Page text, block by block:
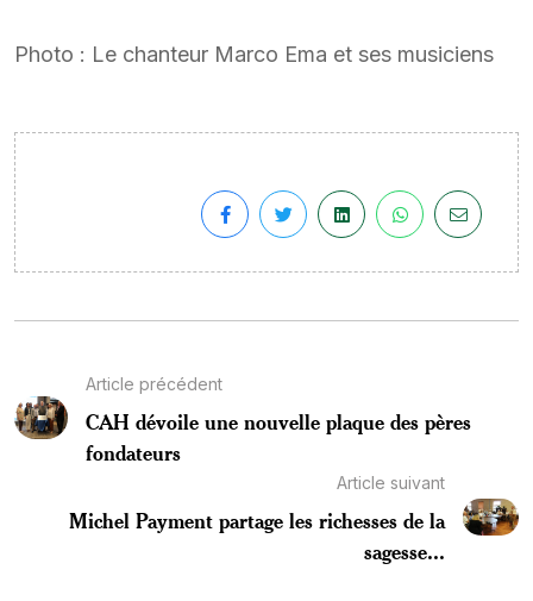
Photo : Le chanteur Marco Ema et ses musiciens
Article précédent
CAH dévoile une nouvelle plaque des pères
fondateurs
Article suivant
Michel Payment partage les richesses de la
sagesse...